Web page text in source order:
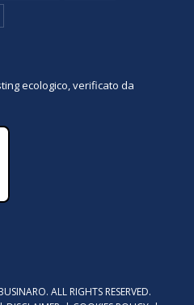
ecologico, verificato da
ALL RIGHTS RESERVED.